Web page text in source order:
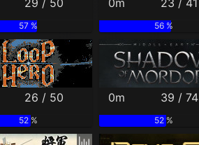
57 % 56 %
26 / 50
52 %
0m 39 / 74
52 %